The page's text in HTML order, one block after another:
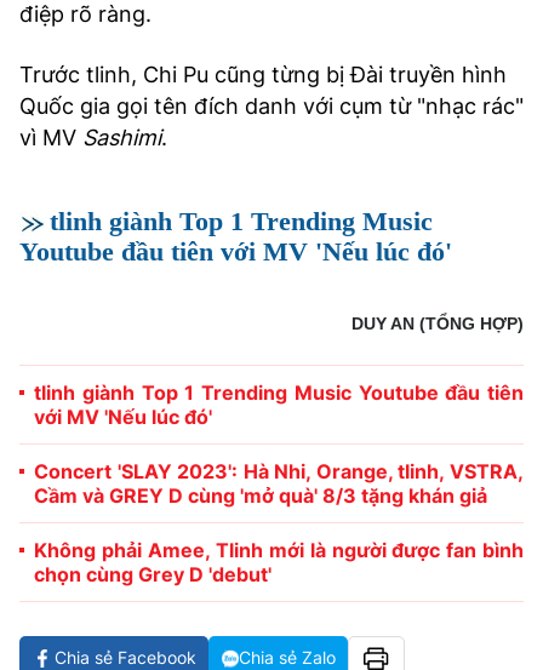
điệp rõ ràng.
Trước tlinh, Chi Pu cũng từng bị Đài truyền hình
Quốc gia gọi tên đích danh với cụm từ "nhạc rác"
vì MV Sashimi.
tlinh giành Top 1 Trending Music
Youtube đầu tiên với MV 'Nếu lúc đó'
DUY AN (TỔNG HỢP)
tlinh giành Top 1 Trending Music Youtube đầu tiên
với MV 'Nếu lúc đó'
Concert 'SLAY 2023': Hà Nhi, Orange, tlinh, VSTRA,
Cầm và GREY D cùng 'mở quà' 8/3 tặng khán giả
Không phải Amee, Tlinh mới là người được fan bình
chọn cùng Grey D 'debut'
Chia sẻ Facebook Chia sẻ Zalo